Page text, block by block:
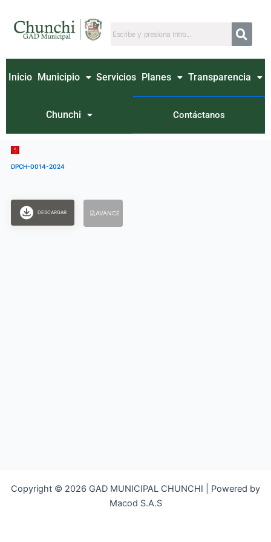
contenido
Inicio Municipio Servicios Planes Transparencia
Chunchi Contáctanos
DPCH-0014-2024
DESCARGAR AVANCE
Copyright © 2026 GAD MUNICIPAL CHUNCHI | Powered by
Macod S.A.S